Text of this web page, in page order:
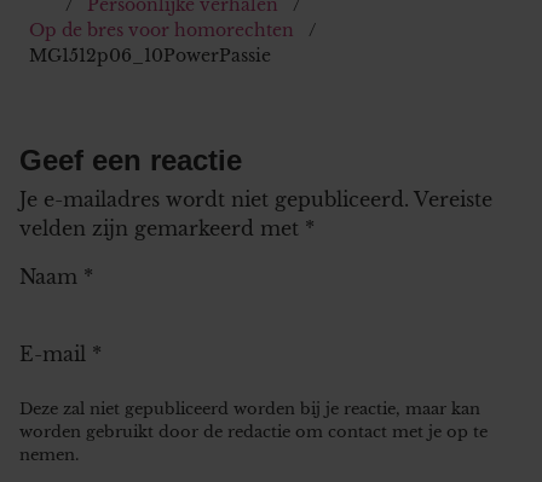
Persoonlijke verhalen
Op de bres voor homorechten
MG1512p06_10PowerPassie
Geef een reactie
Je e-mailadres wordt niet gepubliceerd. Vereiste
velden zijn gemarkeerd met *
Naam *
E-mail *
Deze zal niet gepubliceerd worden bij je reactie, maar kan
worden gebruikt door de redactie om contact met je op te
nemen.